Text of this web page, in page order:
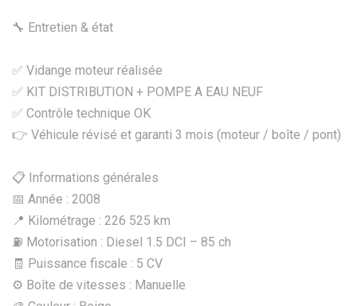
🔧 Entretien & état
✅ Vidange moteur réalisée
✅ KIT DISTRIBUTION + POMPE A EAU NEUF
✅ Contrôle technique OK
👉 Véhicule révisé et garanti 3 mois (moteur / boîte / pont)
📋 Informations générales
📅 Année : 2008
📍 Kilométrage : 226 525 km
⛽ Motorisation : Diesel 1.5 DCI – 85 ch
🧾 Puissance fiscale : 5 CV
⚙️ Boîte de vitesses : Manuelle